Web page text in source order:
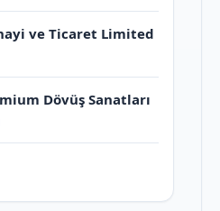
ve Ticaret Limited
Dövüş Sanatları